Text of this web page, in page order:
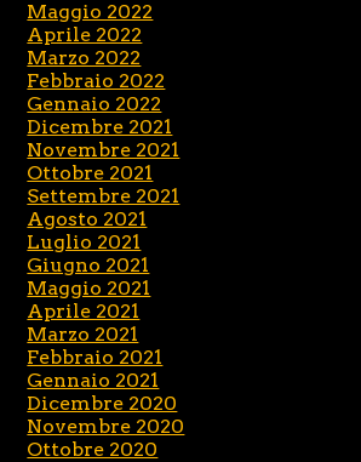
Maggio 2022
Aprile 2022
Marzo 2022
Febbraio 2022
Gennaio 2022
Dicembre 2021
Novembre 2021
Ottobre 2021
Settembre 2021
Agosto 2021
Luglio 2021
Giugno 2021
Maggio 2021
Aprile 2021
Marzo 2021
Febbraio 2021
Gennaio 2021
Dicembre 2020
Novembre 2020
Ottobre 2020